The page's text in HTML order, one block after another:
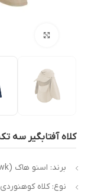
بزرگنمایی تصویر
آفتابگیر سه تکه
برند: اسنو هاک (Snow Hawk)
نوع: کلاه کوهنوردی